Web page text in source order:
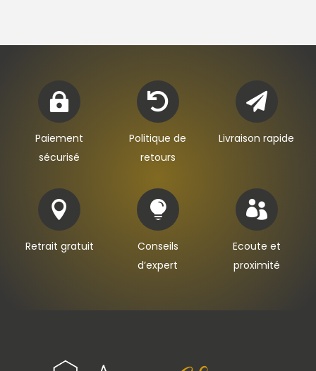

Paiement
sécurisé

Politique de
retours

Livraison rapide

Retrait gratuit

Conseils
d’expert

Ecoute et
proximité